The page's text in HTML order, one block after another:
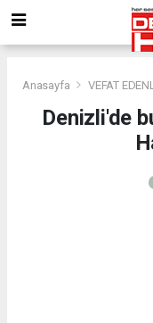
Anasayfa VEFAT
Denizli'de